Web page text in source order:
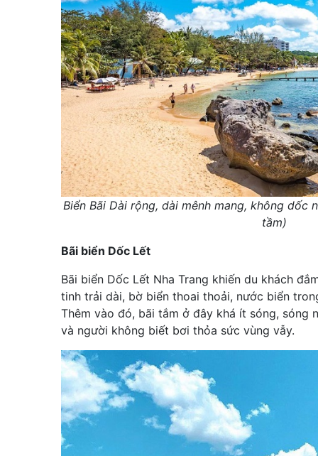
Biển Bãi Dài rộng, dài mênh mang, không dốc
tầm)
Bãi biển Dốc Lết
Bãi biển Dốc Lết Nha Trang khiến du khách
tinh trải dài, bờ biển thoai thoải, nước biển
Thêm vào đó, bãi tắm ở đây khá ít sóng, sóng
và người không biết bơi thỏa sức vùng vẫy.